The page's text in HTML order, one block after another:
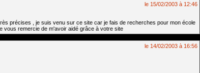
le 15/02/2003 à 12:46
précises , je suis venu sur ce site car je fais de recherches pour mon école
vous remercie de m'avoir aidé grâce à votre site
le 14/02/2003 à 16:56